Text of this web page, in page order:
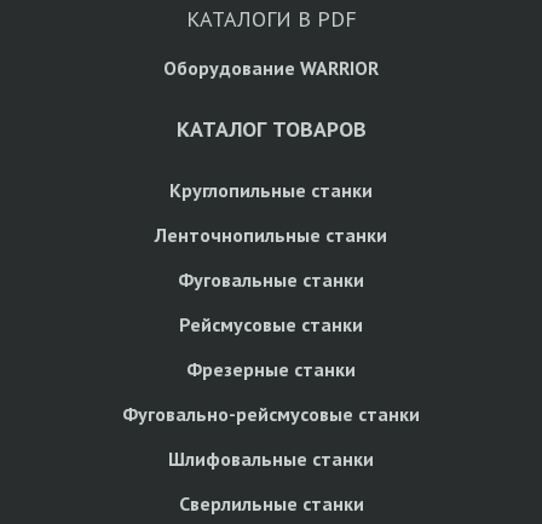
КАТАЛОГИ В PDF
Оборудование WARRIOR
КАТАЛОГ ТОВАРОВ
Круглопильные станки
Ленточнопильные станки
Фуговальные станки
Рейсмусовые станки
Фрезерные станки
Фуговально-рейсмусовые станки
Шлифовальные станки
Сверлильные станки